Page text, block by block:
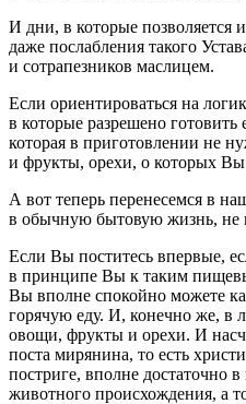
И дни, в которые позволяется
даже послабления такого
и сотрапезников маслицем.
Если ориентироваться на
в которые разрешено
которая в приготовлении не
и фрукты, орехи, о которых Вы
А вот теперь перенесемся в
в обычную бытовую жизнь, не
Если Вы поститесь впервые,
в принципе Вы к таким
Вы вполне спокойно можете
горячую еду. И, конечно же, в
овощи, фрукты и орехи. И
поста мирянина, то есть
постриге, вполне достаточно
животного происхождения, а